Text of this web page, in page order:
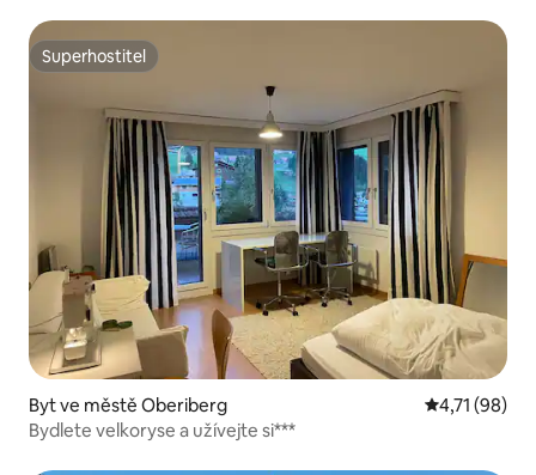
Superhostitel
Superhostitel
Byt ve městě Oberiberg Průměrné
4,71 (98)
Bydlete velkoryse a užívejte si***